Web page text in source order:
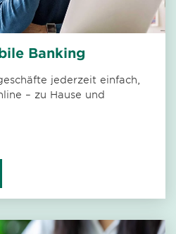
Banking
jederzeit einfach,
– zu Hause und